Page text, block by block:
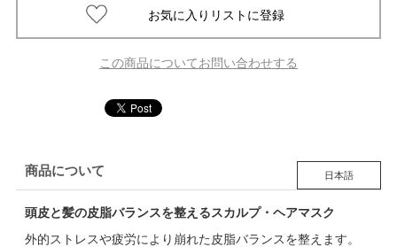
この商品についてお問い合わせする
商品について 日本語
頭皮と髪の皮脂バランスを整えるスカルプ・ヘアマスク
外的ストレスや疲労により崩れた皮脂バランスを整えます。